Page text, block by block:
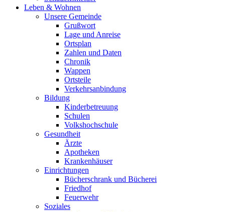
Leben & Wohnen
Unsere Gemeinde
Grußwort
Lage und Anreise
Ortsplan
Zahlen und Daten
Chronik
Wappen
Ortsteile
Verkehrsanbindung
Bildung
Kinderbetreuung
Schulen
Volkshochschule
Gesundheit
Ärzte
Apotheken
Krankenhäuser
Einrichtungen
Bücherschrank und Bücherei
Friedhof
Feuerwehr
Soziales